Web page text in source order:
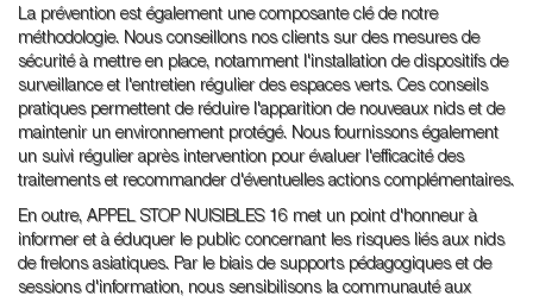
La prévention est également une composante clé de notre
méthodologie. Nous conseillons nos clients sur des mesures de
sécurité à mettre en place, notamment l'installation de dispositifs de
surveillance et l'entretien régulier des espaces verts. Ces conseils
pratiques permettent de réduire l'apparition de nouveaux nids et de
maintenir un environnement protégé. Nous fournissons également
un suivi régulier après intervention pour évaluer l'efficacité des
traitements et recommander d'éventuelles actions complémentaires.
En outre, APPEL STOP NUISIBLES 16 met un point d'honneur à
informer et à éduquer le public concernant les risques liés aux nids
de frelons asiatiques. Par le biais de supports pédagogiques et de
sessions d'information, nous sensibilisons la communauté aux